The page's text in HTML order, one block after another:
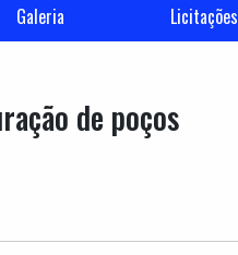
Galeria Licitações
de poços